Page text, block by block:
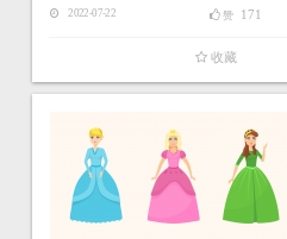
2022-07-22 赞 171
收藏